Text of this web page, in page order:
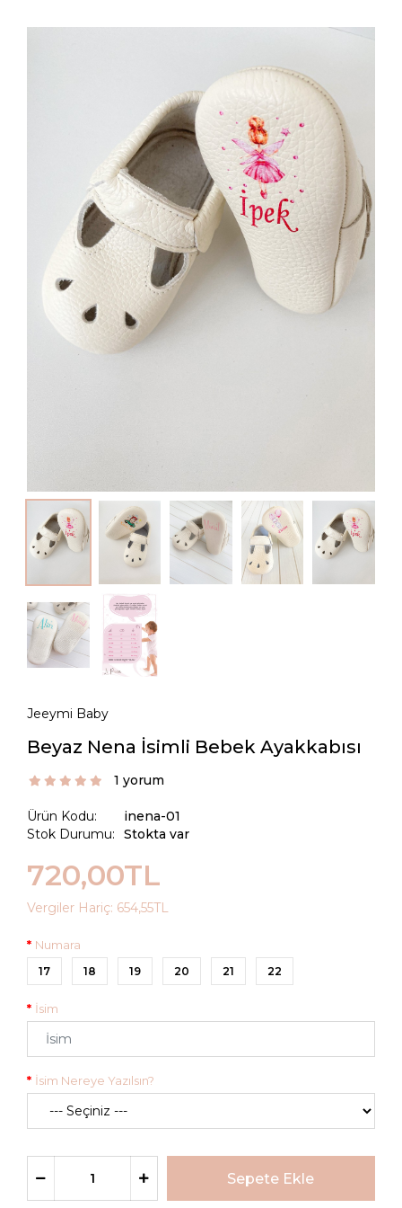
Jeeymi Baby
Beyaz Nena İsimli Bebek Ayakkabısı
1 yorum
Ürün Kodu:
Stok Durumu:
inena-01
Stokta var
720,00TL
Vergiler Hariç: 654,55TL
Numara
17 18 19 20 21 22
İsim
İsim Nereye Yazılsın?